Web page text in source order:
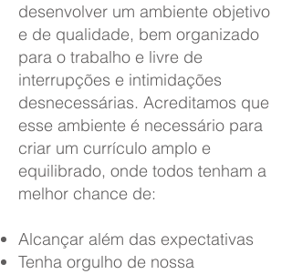
desenvolver um ambiente objetivo
e de qualidade, bem organizado
para o trabalho e livre de
interrupções e intimidações
desnecessárias. Acreditamos que
esse ambiente é necessário para
criar um currículo amplo e
equilibrado, onde todos tenham a
melhor chance de:
Alcançar além das expectativas
Tenha orgulho de nossa